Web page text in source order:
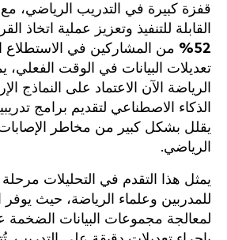
قفزة كبيرة في التدريب الرياضي،
القابلة للتنفيذ وتعزيز عملية اتخاذ
52%
من المشاركين في الاستطلاع
تعديلات البيانات في الوقت
الرياضة الآن الاعتماد على النماذج
الذكاء الاصطناعي لتقديم برامج
يقلل بشكل كبير من مخاطر الإصابات
الرياضي.
يمثل هذا التقدم في التحليلات
للمدربين وعلماء الرياضة، حيث يوفر
لمعالجة مجموعات البيانات الضخمة